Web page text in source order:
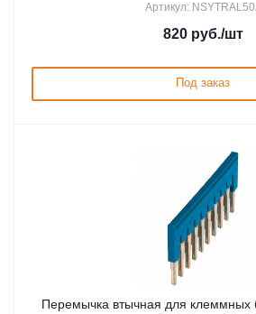
Артикул:
820руб./шт
Под заказ
Перемычка втычная для клеммных